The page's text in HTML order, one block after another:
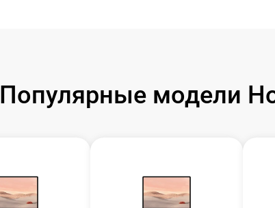
Популярные модели